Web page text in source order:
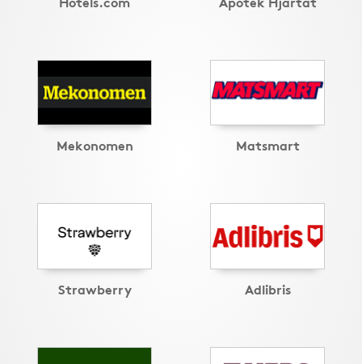
Mekonomen Matsmart
Strawberry Adlibris